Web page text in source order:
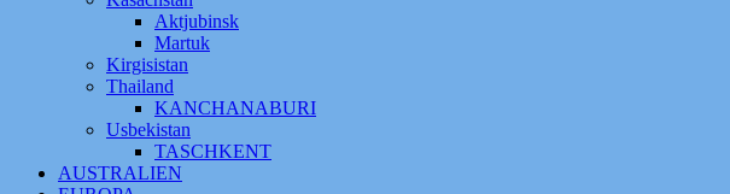
Aktjubinsk
Martuk
Kirgisistan
Thailand
KANCHANABURI
Usbekistan
TASCHKENT
AUSTRALIEN